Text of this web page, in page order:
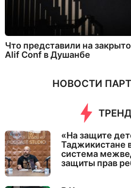
Что представили на
Alif Conf в Душанбе
НОВОСТИ
«На защите
Таджикистане
система
защиты прав